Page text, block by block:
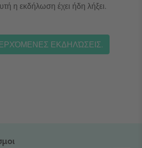
η εκδήλωση έχει ήδη λήξει.
ΕΚΔΗΛΏΣΕΙΣ.